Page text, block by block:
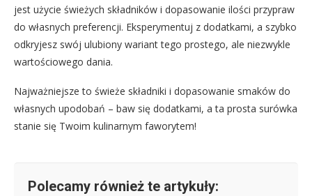
jest użycie świeżych składników i dopasowanie ilości przypraw
do własnych preferencji. Eksperymentuj z dodatkami, a szybko
odkryjesz swój ulubiony wariant tego prostego, ale niezwykle
wartościowego dania.
Najważniejsze to świeże składniki i dopasowanie smaków do
własnych upodobań – baw się dodatkami, a ta prosta surówka
stanie się Twoim kulinarnym faworytem!
Polecamy również te artykuły: